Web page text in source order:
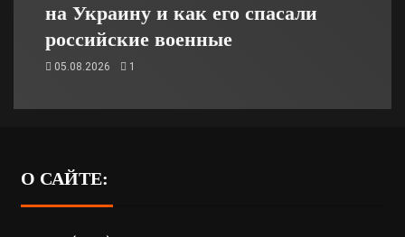
на Украину и как его спасали
российские военные
05.08.2026 1
О САЙТЕ: